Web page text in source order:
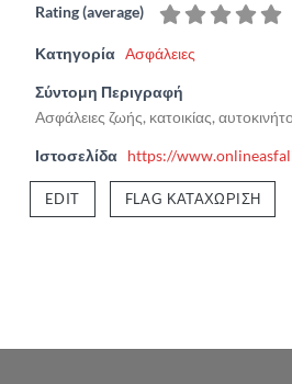
Rating (average)
Κατηγορία Ασφάλειες
Σύντομη Περιγραφή
Ασφάλειες ζωής, κατοικίας,
Ιστοσελίδα https://
EDIT FLAG ΚΑΤΑΧΏΡΙΣΗ